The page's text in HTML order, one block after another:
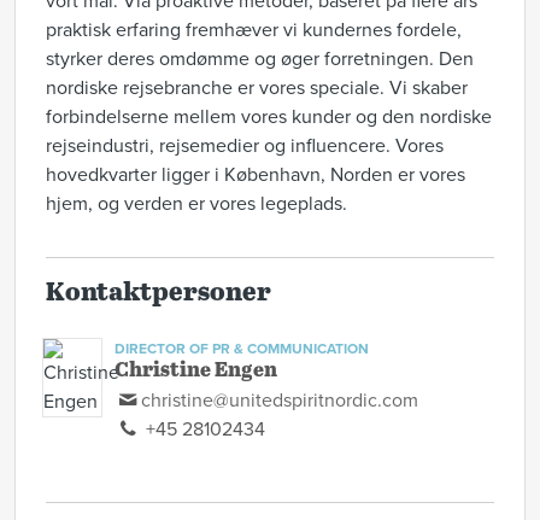
praktisk erfaring fremhæver vi kundernes fordele,
styrker deres omdømme og øger forretningen. Den
nordiske rejsebranche er vores speciale. Vi skaber
forbindelserne mellem vores kunder og den nordiske
rejseindustri, rejsemedier og influencere. Vores
hovedkvarter ligger i København, Norden er vores
hjem, og verden er vores legeplads.
Kontaktpersoner
DIRECTOR OF PR & COMMUNICATION
Christine Engen
christine@unitedspiritnordic.com
+45 28102434